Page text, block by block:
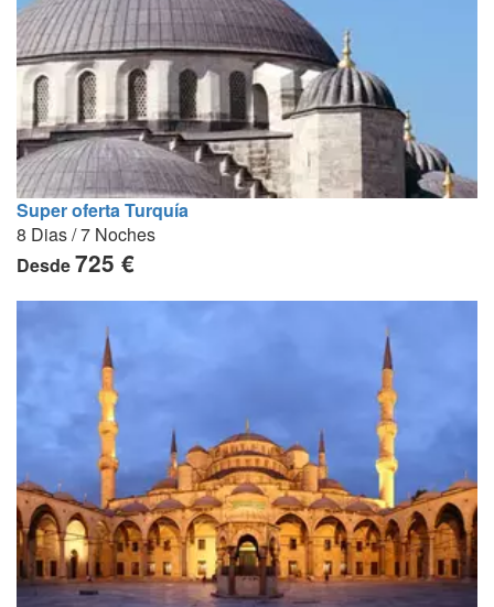
Super oferta Turquía
8 Dias / 7 Noches
Desde725 €